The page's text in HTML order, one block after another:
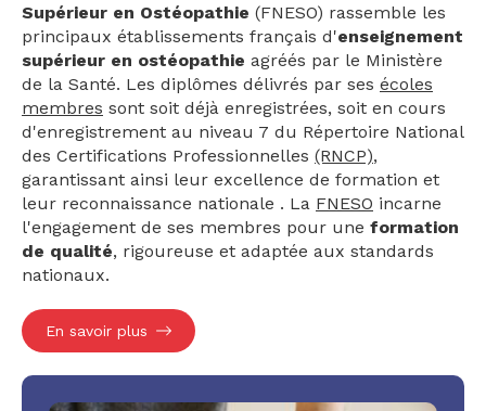
Supérieur en Ostéopathie (FNESO) rassemble les
principaux établissements français d'enseignement
supérieur en ostéopathie agréés par le Ministère
de la Santé. Les diplômes délivrés par ses écoles
membres sont soit déjà enregistrées, soit en cours
d'enregistrement au niveau 7 du Répertoire National
des Certifications Professionnelles (RNCP),
garantissant ainsi leur excellence de formation et
leur reconnaissance nationale . La FNESO incarne
l'engagement de ses membres pour une formation
de qualité, rigoureuse et adaptée aux standards
nationaux.
En savoir plus